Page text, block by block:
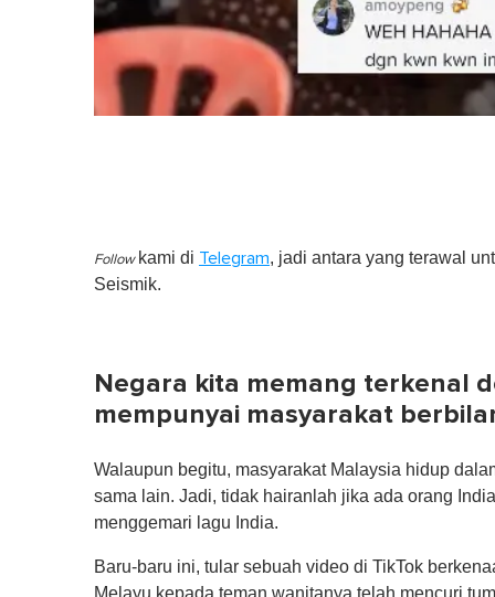
Follow kami di Telegram, jadi antara yang terawal
Seismik.
Negara kita memang terkenal
mempunyai masyarakat
Walaupun begitu, masyarakat Malaysia hidup
sama lain. Jadi, tidak hairanlah jika ada orang
menggemari lagu India.
Baru-baru ini, tular sebuah video di TikTok
Melayu kepada teman wanitanya telah mencuri